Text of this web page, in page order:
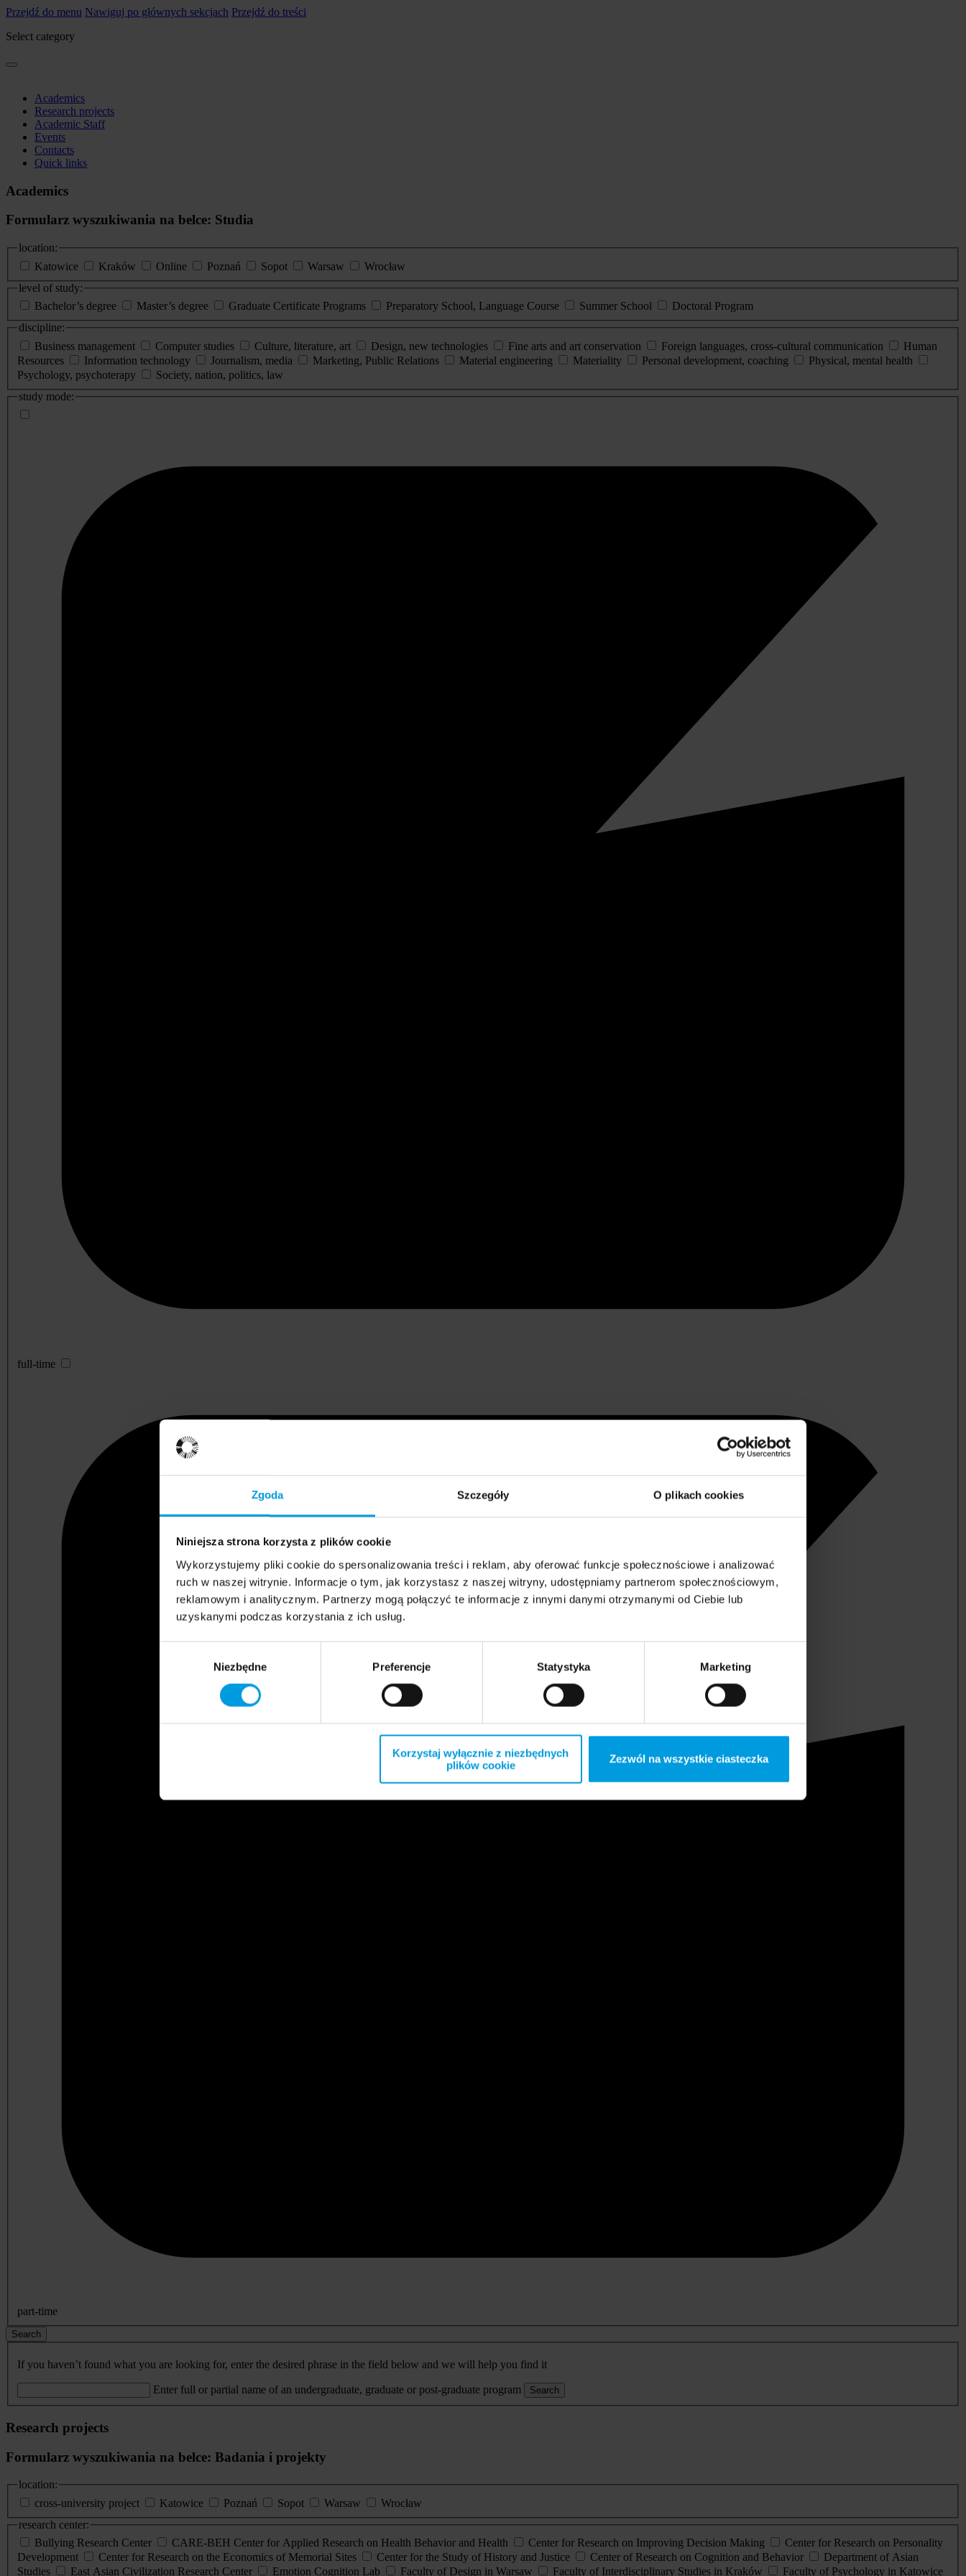
Zgoda Szczegóły O plikach cookies
Niniejsza strona korzysta z plików cookie
Wykorzystujemy pliki cookie do spersonalizowania treści i reklam, aby oferować funkcje społecznościowe i analizować
ruch w naszej witrynie. Informacje o tym, jak korzystasz z naszej witryny, udostępniamy partnerom społecznościowym,
reklamowym i analitycznym. Partnerzy mogą połączyć te informacje z innymi danymi otrzymanymi od Ciebie lub
uzyskanymi podczas korzystania z ich usług.
Niezbędne Preferencje Statystyka Marketing
Korzystaj wyłącznie z niezbędnych
plików cookie
Zezwól na wszystkie ciasteczka
Przejdź do menu Nawiguj po głównych sekcjach Przejdź do treści
Select category
Academics
Research projects
Academic Staff
Events
Contacts
Quick links
Academics
Formularz wyszukiwania na belce: Studia
location:
Katowice
Kraków Online Poznań Sopot Warsaw
Wrocław
level of study:
Bachelor’s degree
Master’s degree Graduate Certificate Programs Preparatory School, Language Course Summer School
Doctoral Program
discipline:
Business management
Computer studies Culture, literature, art Design, new technologies Fine arts and art conservation Foreign languages, cross-cultural communication
Human
Resources
Information technology Journalism, media Marketing, Public Relations Material engineering Materiality Personal development, coaching
Physical, mental health
Psychology, psychoterapy
Society, nation, politics, law
study mode:
full-time
part-time
Search
If you haven’t found what you are looking for, enter the desired phrase in the field below and we will help you find it
Enter full or partial name of an undergraduate, graduate or post-graduate program Search
Research projects
Formularz wyszukiwania na belce: Badania i projekty
location:
cross-university project
Katowice Poznań Sopot Warsaw
Wrocław
research center:
Bullying Research Center
CARE-BEH Center for Applied Research on Health Behavior and Health Center for Research on Improving Decision Making
Center for Research on Personality
Development
Center for Research on the Economics of Memorial Sites Center for the Study of History and Justice Center of Research on Cognition and Behavior
Department of Asian
Studies
East Asian Civilization Research Center Emotion Cognition Lab Faculty of Design in Warsaw Faculty of Interdisciplinary Studies in Kraków Faculty of Psychology in Katowice